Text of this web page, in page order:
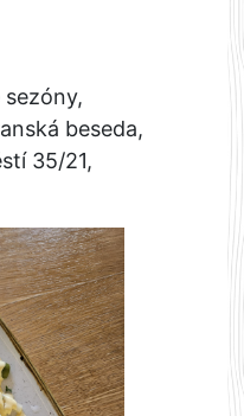
beseda,
35/21,